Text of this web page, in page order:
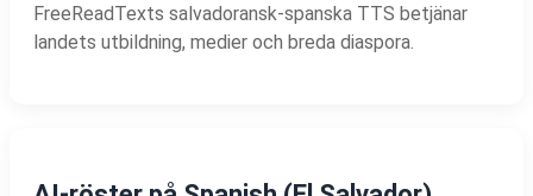
FreeReadTexts salvadoransk-spanska TTS betjänar
landets utbildning, medier och breda diaspora.